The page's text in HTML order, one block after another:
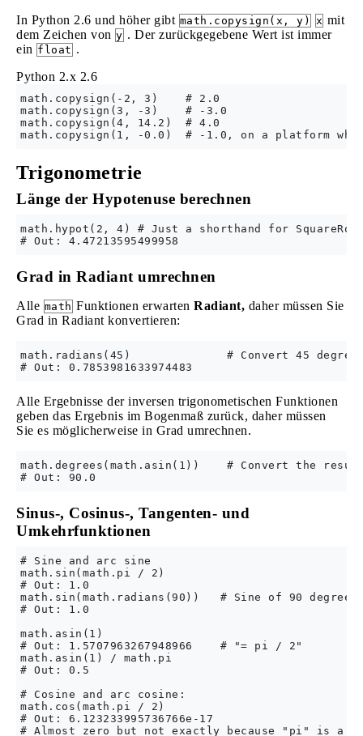
In Python 2.6 und höher gibt math.copysign(x, y) x mit
dem Zeichen von y . Der zurückgegebene Wert ist immer
ein float .
Python 2.x 2.6
math.copysign(-2, 3)    # 2.0
math.copysign(3, -3)    # -3.0
math.copysign(4, 14.2)  # 4.0
Trigonometrie
Länge der Hypotenuse berechnen
math.hypot(2, 4) # Just a shorthand for
Grad in Radiant umrechnen
Alle math Funktionen erwarten Radiant, daher müssen Sie
Grad in Radiant konvertieren:
math.radians(45)              # Convert 45
Alle Ergebnisse der inversen trigonometischen Funktionen
geben das Ergebnis im Bogenmaß zurück, daher müssen
Sie es möglicherweise in Grad umrechnen.
math.degrees(math.asin(1))    # Convert the
Sinus-, Cosinus-, Tangenten- und
Umkehrfunktionen
# Sine and arc sine
math.sin(math.pi / 2)
# Out: 1.0
math.sin(math.radians(90))   # Sine of 90 degrees
# Out: 1.0
math.asin(1)
# Out: 1.5707963267948966    # "= pi / 2"
math.asin(1) / math.pi
# Out: 0.5
# Cosine and arc cosine:
math.cos(math.pi / 2)
# Out: 6.123233995736766e-17
# Almost zero but not exactly because "pi" is a